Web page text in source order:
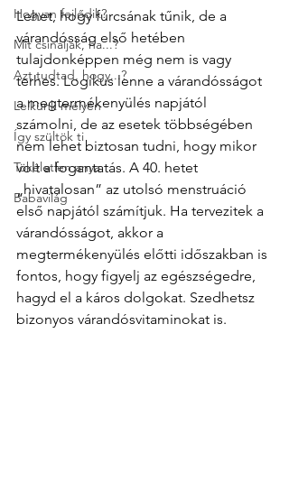
Hogyan fejlődik?
Mit csináljak, ha...?
Azt tudtad, hogy...?
Lelkünk mélyén
Így szültök ti
Tökéletlen anya
Babavilág
Lehet, hogy furcsának tűnik, de a
várandósság első hetében
tulajdonképpen még nem is vagy
terhes. Logikus lenne a várandósságot
a megtermékenyülés napjától
számolni, de az esetek többségében
nem lehet biztosan tudni, hogy mikor
volt a fogantatás. A 40. hetet
„hivatalosan” az utolsó menstruáció
első napjától számítjuk. Ha tervezitek a
várandósságot, akkor a
megtermékenyülés előtti időszakban is
fontos, hogy figyelj az egészségedre,
hagyd el a káros dolgokat. Szedhetsz
bizonyos várandósvitaminokat is.